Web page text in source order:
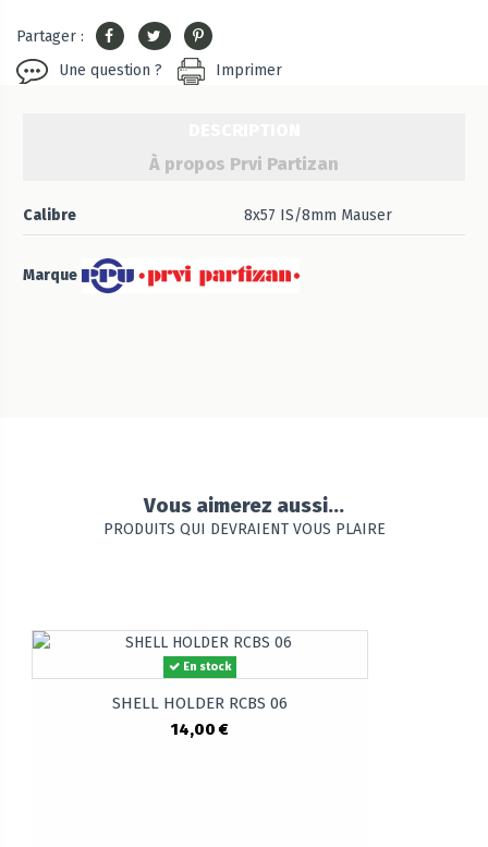
Partager :
Une question ?
Imprimer
À propos Prvi Partizan
Calibre 8x57 IS/8mm Mauser
Marque
Vous aimerez aussi...
PRODUITS QUI DEVRAIENT VOUS PLAIRE
En stock
SHELL HOLDER RCBS 06
14,00 €